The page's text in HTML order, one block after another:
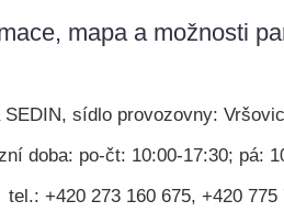
sídlo provozovny:
doba: po-čt: 10:00-17:30; pá:
tel.: +420 273 160 675, +420 775
mapa a možnosti